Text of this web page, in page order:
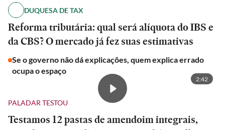
DUQUESA DE TAX
Reforma tributária: qual será alíquota do IBS e
da CBS? O mercado já fez suas estimativas
Se o governo não dá explicações, quem explica errado
ocupa o espaço
2:42
PALADAR TESTOU
Testamos 12 pastas de amendoim integrais,